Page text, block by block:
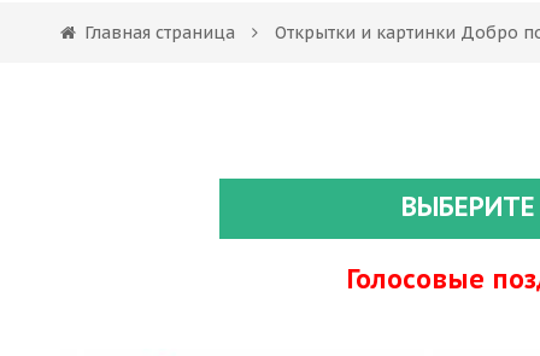
Главная страница Открытки и картинки Добро
Голосовые